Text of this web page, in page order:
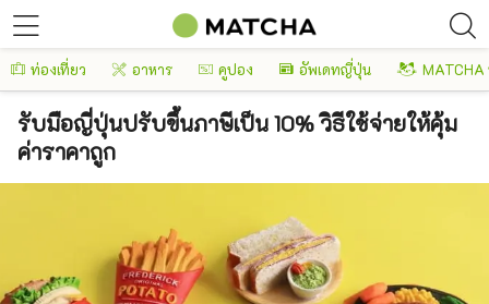
ท่องเที่ยว อาหาร คูปอง อัพเดทญี่ปุ่น
รับมือญี่ปุ่นปรับขึ้นภาษีเป็น 10% วิธีใช้จ่ายให้คุ้ม
ค่าราคาถูก